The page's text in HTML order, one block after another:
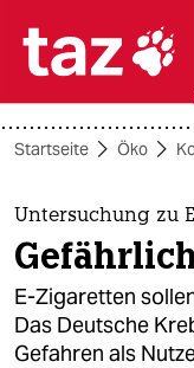

themen
politik
öko
Startseite Öko
Untersuchung zu
E-Zigaretten
Das Deutsche
Gefahren als